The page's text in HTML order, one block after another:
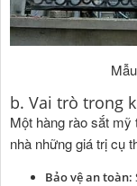
b. Vai trò trong
Một hàng rào sắt
nhà những giá trị cụ
Bảo vệ an toàn: